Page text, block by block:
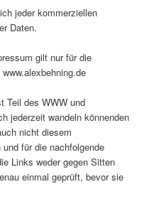
jeder kommerziellen
Daten.
gilt nur für die
Teil des WWW und
jederzeit wandeln könnenden
nicht diesem
für die nachfolgende
Links weder gegen Sitten
einmal geprüft, bevor sie